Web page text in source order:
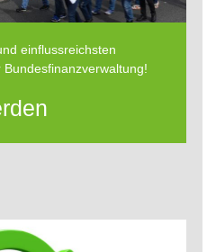
einflussreichsten